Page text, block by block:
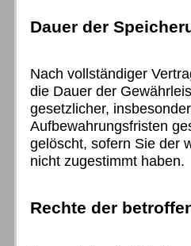
Dauer der
Nach vollständiger
die Dauer der
gesetzlicher,
Aufbewahrungsfristen
gelöscht, sofern Sie der
nicht zugestimmt haben.
Rechte der